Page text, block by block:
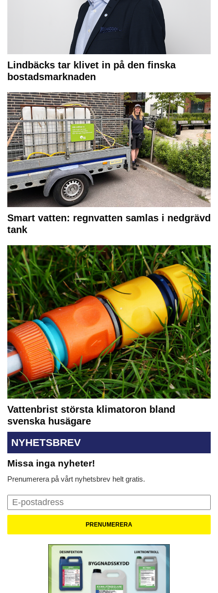
Lindbäcks tar klivet in på den finska
bostadsmarknaden
Smart vatten: regnvatten samlas i nedgrävd
tank
Vattenbrist största klimatoron bland
svenska husägare
NYHETSBREV
Missa inga nyheter!
Prenumerera på vårt nyhetsbrev helt gratis.